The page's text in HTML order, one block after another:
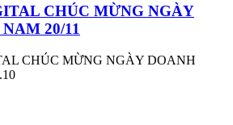
CHÚC MỪNG NGÀY
20/11